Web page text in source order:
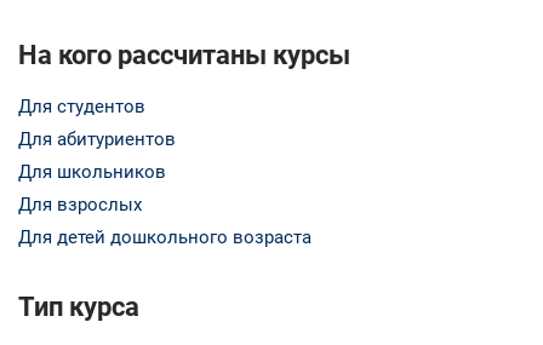
На кого рассчитаны курсы
Для студентов
Для абитуриентов
Для школьников
Для взрослых
Для детей дошкольного возраста
Тип курса